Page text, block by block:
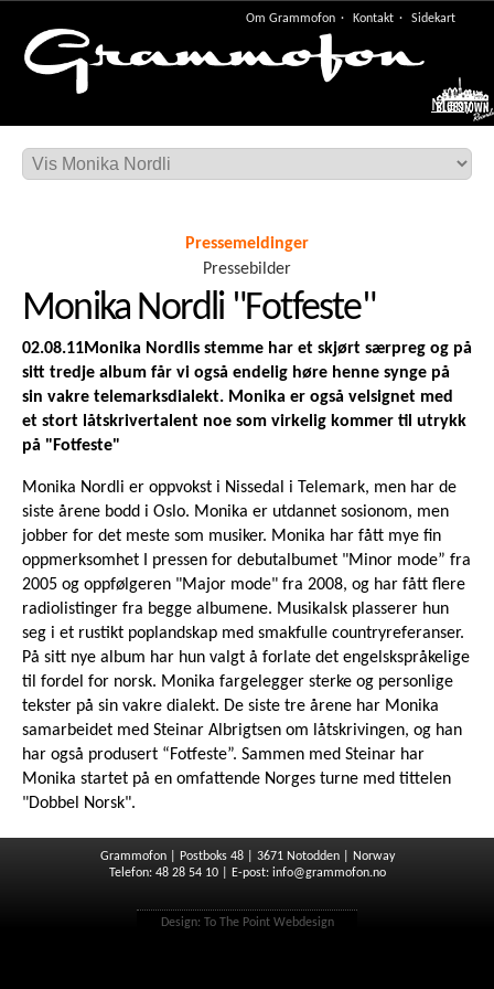
Om Grammofon Kontakt Sidekart
Meny
Pressemeldinger
Pressebilder
Monika Nordli "Fotfeste"
02.08.11Monika Nordlis stemme har et skjørt særpreg og på
sitt tredje album får vi også endelig høre henne synge på
sin vakre telemarksdialekt. Monika er også velsignet med
et stort låtskrivertalent noe som virkelig kommer til utrykk
på "Fotfeste"
Monika Nordli er oppvokst i Nissedal i Telemark, men har de
siste årene bodd i Oslo. Monika er utdannet sosionom, men
jobber for det meste som musiker. Monika har fått mye fin
oppmerksomhet I pressen for debutalbumet "Minor mode” fra
2005 og oppfølgeren "Major mode" fra 2008, og har fått flere
radiolistinger fra begge albumene. Musikalsk plasserer hun
seg i et rustikt poplandskap med smakfulle countryreferanser.
På sitt nye album har hun valgt å forlate det engelskspråkelige
til fordel for norsk. Monika fargelegger sterke og personlige
tekster på sin vakre dialekt. De siste tre årene har Monika
samarbeidet med Steinar Albrigtsen om låtskrivingen, og han
har også produsert “Fotfeste”. Sammen med Steinar har
Monika startet på en omfattende Norges turne med tittelen
"Dobbel Norsk".
Grammofon | Postboks 48 | 3671 Notodden | Norway
Telefon: 48 28 54 10 | E-post: info@grammofon.no
Design: To The Point Webdesign